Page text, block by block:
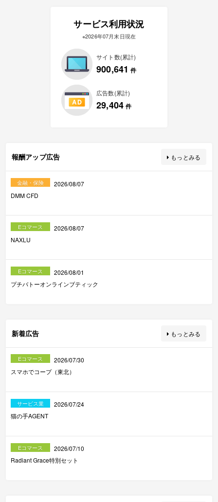
サービス利用状況
※2026年07月末日現在
サイト数(累計)
900,641 件
広告数(累計)
29,404 件
報酬アップ広告 もっとみる
金融・保険
2026/08/07
DMM CFD
Eコマース
2026/08/07
NAXLU
Eコマース
2026/08/01
プチバトーオンラインブティック
新着広告 もっとみる
Eコマース
2026/07/30
スマホでコープ（東北）
サービス業
2026/07/24
猫の手AGENT
Eコマース
2026/07/10
Radiant Grace特別セット